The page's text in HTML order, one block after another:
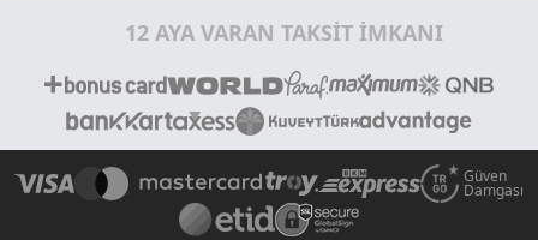
12 AYA VARAN TAKSİT İMKANI
Güven
Damgası